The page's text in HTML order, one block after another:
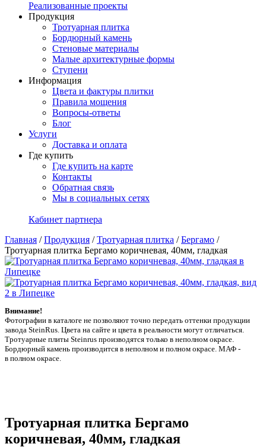
Реализованные проекты
Продукция
Тротуарная плитка
Бордюрный камень
Стеновые материалы
Малые архитектурные формы
Ступени
Информация
Цвета и фактуры плитки
Правила мощения
Вопросы-ответы
Блог
Услуги
Доставка и оплата
Где купить
Где купить на карте
Контакты
Обратная связь
Мы в социальных сетях
Кабинет партнера
Главная /Продукция /Тротуарная плитка /Бергамо /
Тротуарная плитка Бергамо коричневая, 40мм, гладкая
Внимание!
Фотографии в каталоге не позволяют точно передать оттенки продукции
заводa SteinRus. Цвета на сайте и цвета в реальности могут отличаться.
Тротуарные плиты Steinrus производятся только в неполном окрасе.
Бордюрный камень производится в неполном и полном окрасе. МАФ -
в полном окрасе.
Тротуарная плитка Бергамо
коричневая, 40мм, гладкая